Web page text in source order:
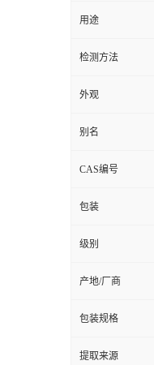
用途
检测方法
外观
别名
CAS编号
包装
级别
产地/厂商
包装规格
提取来源